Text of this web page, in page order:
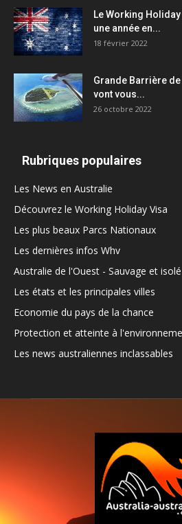
Le Working
une année en...
18 février 2022
Grande Barrière
vont vous...
26 octobre 2022
Rubriques populaires
Les News en Australie
Découvrez le Working Holiday Visa
Les plus beaux Parcs Nationaux
Les dernières infos Whv
Australie de l'Ouest - Sauvage et isolé
Les états et les principales villes
Economie du pays de la chance
Protection et atteinte à
Les news australiennes inclassables